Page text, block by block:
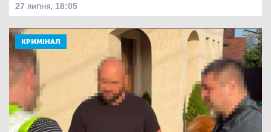
27 липня, 18:05
КРИМІНАЛ